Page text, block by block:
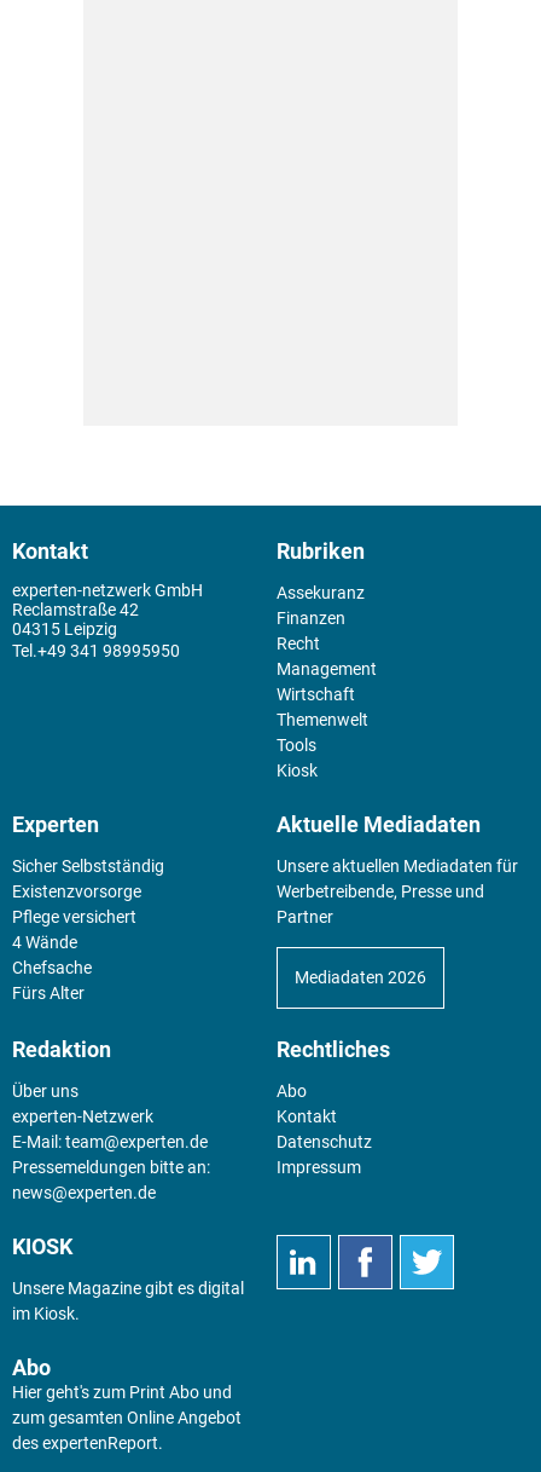
Kontakt
experten-netzwerk GmbH
Reclamstraße 42
04315 Leipzig
+49 341 98995950
Rubriken
Assekuranz
Finanzen
Recht
Management
Wirtschaft
Themenwelt
Tools
Kiosk
Experten
Sicher Selbstständig
Existenz­vorsorge
Pflege versichert
4 Wände
Chefsache
Fürs Alter
Aktuelle Mediadaten
Unsere aktuellen Mediadaten für
Werbetreibende, Presse und
Partner
Mediadaten 2026
Redaktion
Über uns
experten-Netzwerk
E-Mail:team@experten.de
Pressemeldungen bitte an:
news@experten.de
Rechtliches
Abo
Kontakt
Datenschutz
Impressum
KIOSK
Unsere Magazine gibt es digital
im Kiosk.
Abo
Hier geht's zum Print Abo und
zum gesamten Online Angebot
des expertenReport.